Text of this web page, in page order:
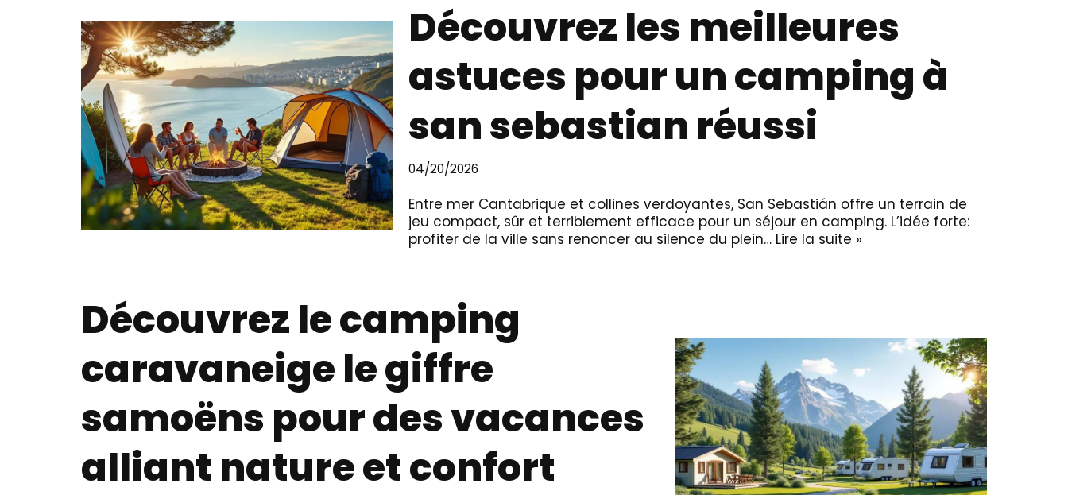
Découvrez les meilleures
astuces pour un camping à
san sebastian réussi
04/20/2026
Entre mer Cantabrique et collines verdoyantes, San Sebastián offre un terrain de
jeu compact, sûr et terriblement efficace pour un séjour en camping. L’idée forte:
profiter de la ville sans renoncer au silence du plein… Lire la suite »
Découvrez le camping
caravaneige le giffre
samoëns pour des vacances
alliant nature et confort